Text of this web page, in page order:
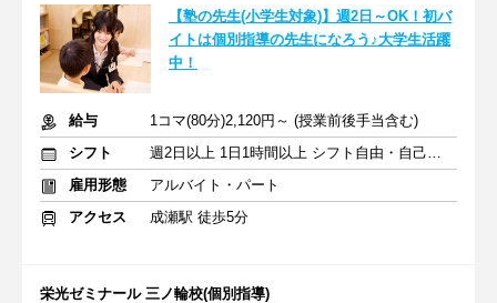
【塾の先生(小学生対象)】週2日～OK！初バ
イトは個別指導の先生になろう♪大学生活躍
中！
給与
1コマ(80分)2,120円～ (授業前後手当含む)
シフト
週2日以上 1日1時間以上 シフト自由・自己申告
雇用形態
アルバイト・パート
アクセス
成瀬駅 徒歩5分
栄光ゼミナール 三ノ輪校(個別指導)